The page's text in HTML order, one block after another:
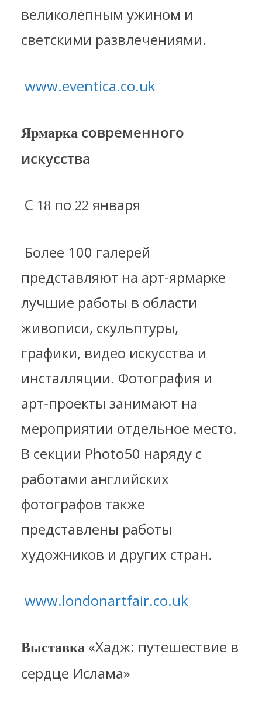
великолепным ужином и
светскими развлечениями.
www.eventica.co.uk
Ярмарка современного
искусства
С 18 по 22 января
Более 100 галерей
представляют на арт-ярмарке
лучшие работы в области
живописи, скульптуры,
графики, видео искусства и
инсталляции. Фотография и
арт-проекты занимают на
мероприятии отдельное место.
В секции Photo50 наряду с
работами английских
фотографов также
представлены работы
художников и других стран.
www.londonartfair.co.uk
Выставка «Хадж: путешествие в
сердце Ислама»